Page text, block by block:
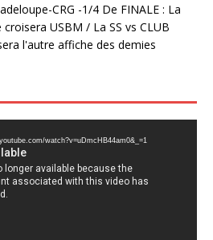
CRG -1/4 De FINALE : La
croisera USBM / La SS vs CLUB
l'autre affiche des demies
watch?v=uDmcHB44am0&_=1